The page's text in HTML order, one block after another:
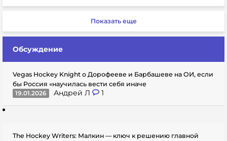
Показать еще
Обсуждение
Vegas Hockey Knight о Дорофееве и Барбашеве на ОИ, если
бы Россия «научилась вести себя иначе
19.01.2026
Андрей Л 1
The Hockey Writers: Малкин — ключ к решению главной